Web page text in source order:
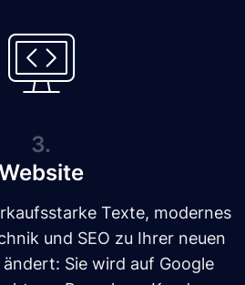
3.
Texte, modernes
und SEO zu Ihrer neuen
ändert: Sie wird auf Google